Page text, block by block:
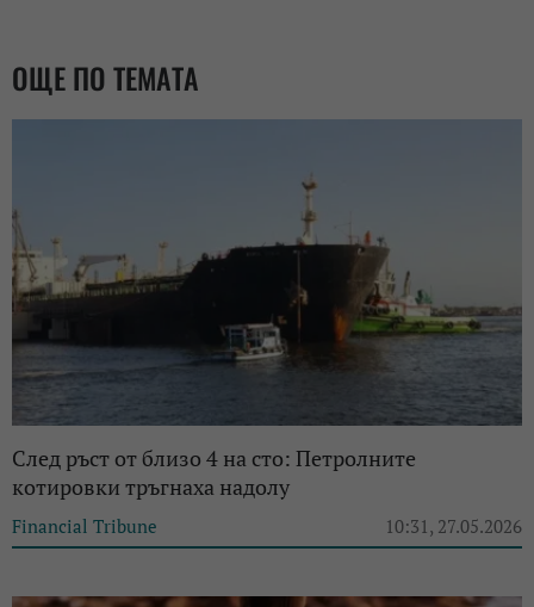
ОЩЕ ПО ТЕМАТА
След ръст от близо 4 на сто: Петролните
котировки тръгнаха надолу
Financial Tribune 10:31, 27.05.2026